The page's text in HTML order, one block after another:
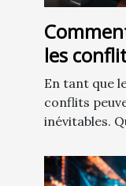
les
En tant que
conflits
inévitables.